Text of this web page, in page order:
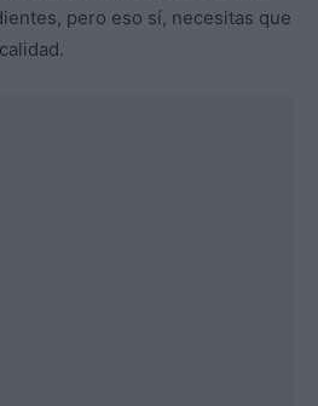
pero eso sí, necesitas que